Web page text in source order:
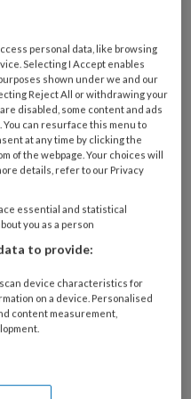
nieuwsbrief
het
personal data, like browsing
Selecting I Accept enables
shown under we and our
Reject All or withdrawing your
disabled, some content and ads
You can resurface this menu to
at any time by clicking the
of the webpage. Your choices will
details, refer to our Privacy
essential and statistical
you as a person
to provide:
device characteristics for
on a device. Personalised
content measurement,